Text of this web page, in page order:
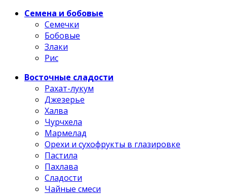
Семена и бобовые
Семечки
Бобовые
Злаки
Рис
Восточные сладости
Рахат-лукум
Джезерье
Халва
Чурчхела
Мармелад
Орехи и сухофрукты в глазировке
Пастила
Пахлава
Сладости
Чайные смеси